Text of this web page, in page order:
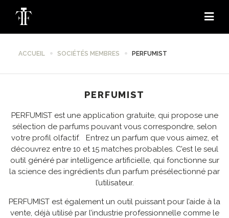
ACCUEIL SOCIÉTÉS MEMBRES PERFUMIST
PERFUMIST
PERFUMIST est une application gratuite, qui propose une
sélection de parfums pouvant vous correspondre, selon
votre profil olfactif. Entrez un parfum que vous aimez, et
découvrez entre 10 et 15 matches probables. C’est le seul
outil généré par intelligence artificielle, qui fonctionne sur
la science des ingrédients d’un parfum présélectionné par
l’utilisateur.
PERFUMIST est également un outil puissant pour l’aide à la
vente, déjà utilisé par l’industrie professionnelle comme le